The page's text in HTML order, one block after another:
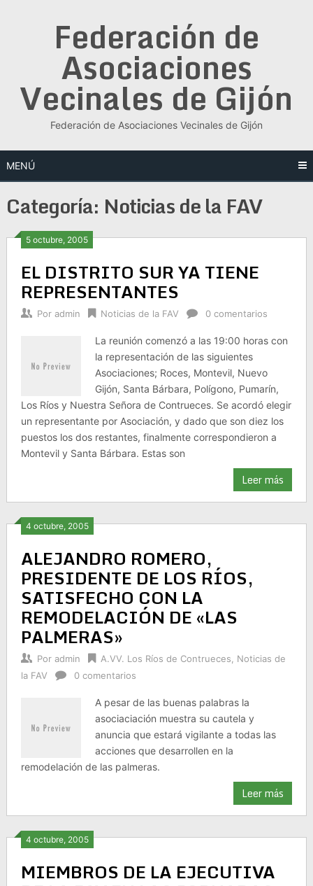
Federación de
Asociaciones
Vecinales de Gijón
Federación de Asociaciones Vecinales de Gijón
MENÚ
Categoría: Noticias de la FAV
5 octubre, 2005
EL DISTRITO SUR YA TIENE
REPRESENTANTES
Por admin Noticias de la FAV 0 comentarios
La reunión comenzó a las 19:00 horas con
la representación de las siguientes
Asociaciones; Roces, Montevil, Nuevo
Gijón, Santa Bárbara, Polígono, Pumarín,
Los Ríos y Nuestra Señora de Contrueces. Se acordó elegir
un representante por Asociación, y dado que son diez los
puestos los dos restantes, finalmente correspondieron a
Montevil y Santa Bárbara. Estas son
Leer más
4 octubre, 2005
ALEJANDRO ROMERO,
PRESIDENTE DE LOS RÍOS,
SATISFECHO CON LA
REMODELACIÓN DE «LAS
PALMERAS»
Por admin A.VV. Los Ríos de Contrueces
Noticias de
la FAV
0 comentarios
A pesar de las buenas palabras la
asociaciación muestra su cautela y
anuncia que estará vigilante a todas las
acciones que desarrollen en la
remodelación de las palmeras.
Leer más
4 octubre, 2005
MIEMBROS DE LA EJECUTIVA